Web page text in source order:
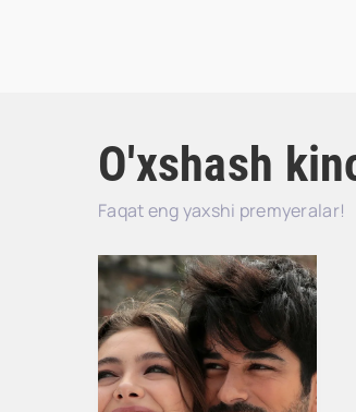
O'xshash
Faqat eng yaxshi premyeralar!